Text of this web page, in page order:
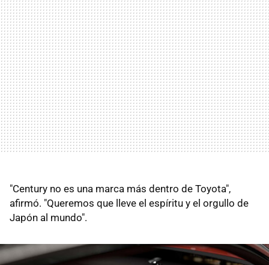
"Century no es una marca más dentro de Toyota",
afirmó. "Queremos que lleve el espíritu y el orgullo de
Japón al mundo".